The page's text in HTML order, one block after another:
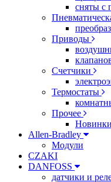
сняты с
Приводы
Счетчики
Термостаты
Прочее
Allen-Bradley
Модули
CZAKI
DANFOSS
датчики и